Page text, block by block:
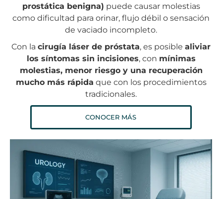
prostática benigna) puede causar molestias
como dificultad para orinar, flujo débil o sensación
de vaciado incompleto.
Con la cirugía láser de próstata, es posible aliviar
los síntomas sin incisiones, con mínimas
molestias, menor riesgo y una recuperación
mucho más rápida que con los procedimientos
tradicionales.
CONOCER MÁS